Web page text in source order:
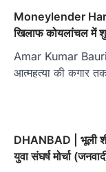
Moneylender
खिलाफ कोयलांचल में
Amar Kumar Bauri
आत्महत्या की कगार
DHANBAD | भूली
युवा संघर्ष मोर्चा